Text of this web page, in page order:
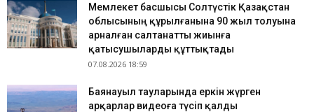
Мемлекет басшысы Солтүстік Қазақстан
облысының құрылғанына 90 жыл толуына
арналған салтанатты жиынға
қатысушыларды құттықтады
07.08.2026 18:59
Баянауыл тауларында еркін жүрген
арқарлар видеоға түсіп қалды